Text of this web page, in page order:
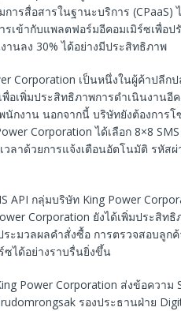
ารสื่อสารในฐานะบริการ (CPaaS)
รเข้ากับแพลตฟอร์มอีคอมเมิร์ซเพื่อ
นลง 30% ได้อย่างมีประสิทธิภาพ
Corporation เป็นหนึ่งในผู้ค้าปลี
อเพิ่มประสิทธิภาพการดำเนินงาน
นักงาน นอกจากนี้ บริษัทยังต้องการ
Corporation ได้เลือก 8×8
ลาด้วยการแจ้งเตือนอัตโนมัติ รหัส
API กลุ่มบริษัท King Power
Corporation ยังได้เพิ่มประสิท
ะมวลผลคำสั่งซื้อ การตรวจสอบลูก
ซได้อย่างราบรื่นยิ่งขึ้น
Power Corporation ส่งข้อความ
รองประธานฝ่าย